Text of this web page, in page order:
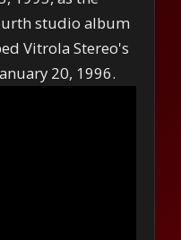
studio album
Vitrola Stereo's
20, 1996.